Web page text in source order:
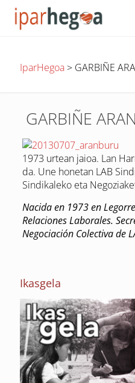
IparHegoa> GARBIÑE
GARBIÑE
1973 urtean jaioa. Lan
da. Une honetan LAB
Sindikaleko eta
Nacida en 1973 en
Relaciones Laborales.
Negociación Colectiva de
Ikasgela